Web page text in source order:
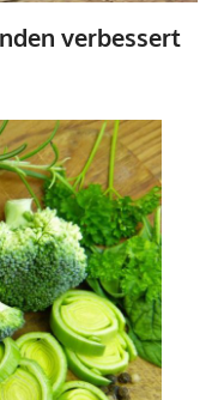
verbessert